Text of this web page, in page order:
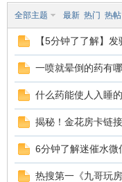
全部主题 最新 热门 热帖
【5分钟了了解】
一喷就晕倒的药有
什么药能使人入睡
揭秘！金花房卡链
6分钟了解迷催水微
热搜第一《九哥玩